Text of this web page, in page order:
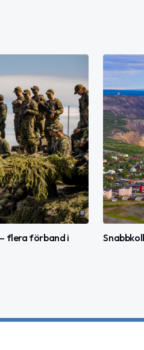
flera förband i